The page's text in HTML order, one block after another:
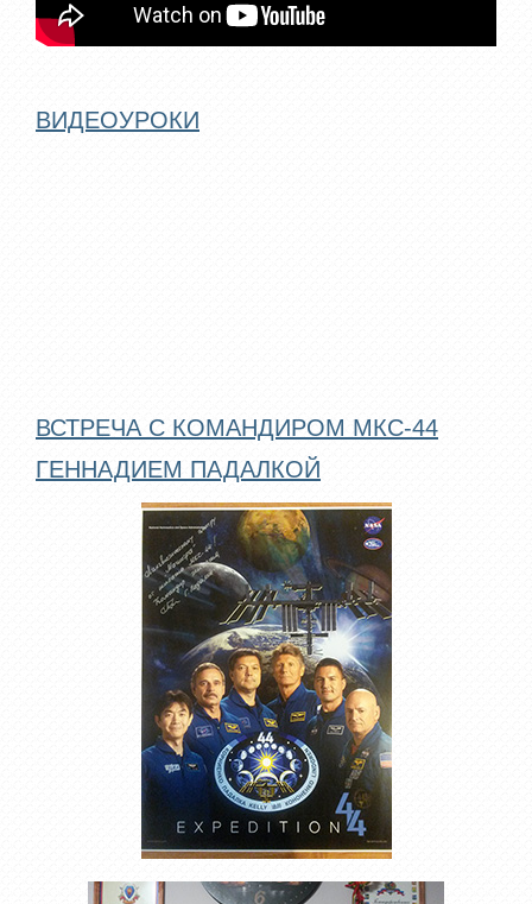
ВИДЕОУРОКИ
ВСТРЕЧА С КОМАНДИРОМ МКС-44
ГЕННАДИЕМ ПАДАЛКОЙ